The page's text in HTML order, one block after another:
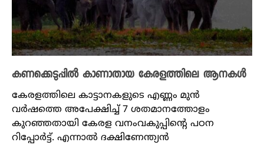
കണക്കെടുപ്പിൽ കാണാതായ കേരളത്തിലെ ആനകൾ
കേരളത്തിലെ കാട്ടാനകളുടെ എണ്ണം മുൻ
വർഷത്തെ അപേ‌ക്ഷിച്ച് 7 ശതമാനത്തോളം
കുറഞ്ഞതായി കേരള വനംവകുപ്പിന്റെ പഠന
റിപ്പോർട്ട്. എന്നാൽ ദക്ഷിണേന്ത്യൻ